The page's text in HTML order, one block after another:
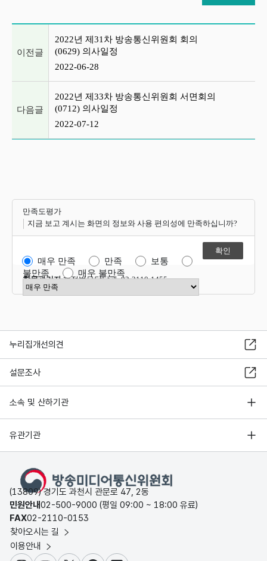
이전글
2022년 제31차 방송통신위원회 회의
(0629) 의사일정
2022-06-28
다음글
2022년 제33차 방송통신위원회 서면회의
(0712) 의사일정
2022-07-12
만족도평가
지금 보고 계시는 화면의 정보와 사용 편의성에 만족하십니까?
매우 만족 만족
보통
불만족
매우 불만족
만족도 점수 선택
항목관리자행정법무담당관 02-2110-1455
누리집개선의견
설문조사
소속 및 산하기관
유관기관
(13809) 경기도 과천시 관문로 47, 2동
민원안내02-500-9000 (평일 09:00 ~ 18:00 유료)
FAX02-2110-0153
찾아오시는 길
이용안내